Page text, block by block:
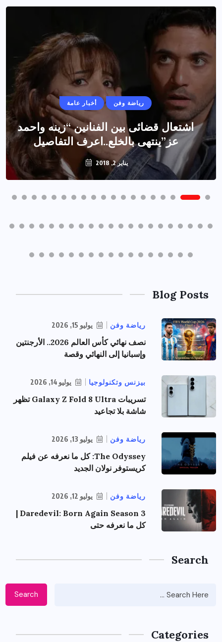
أخبار عامة رياضة وفن
اشتعال قضائى بين الفنانين “زينه واحمد
عز”ينتهى بالخلع..اعرف التفاصيل
يناير 2, 2018
Blog Posts
رياضة وفن يوليو 15, 2026
نصف نهائي كأس العالم 2026.. الأرجنتين
وإسبانيا إلى النهائي وقصة
بيزنس وتكنولوجيا يوليو 14, 2026
تسريبات Galaxy Z Fold 8 Ultra تظهر
شاشة بلا تجاعيد
رياضة وفن يوليو 13, 2026
The Odyssey: كل ما نعرفه عن فيلم
كريستوفر نولان الجديد
رياضة وفن يوليو 12, 2026
Daredevil: Born Again Season 3 |
كل ما نعرفه حتى
Search
Search
Categories